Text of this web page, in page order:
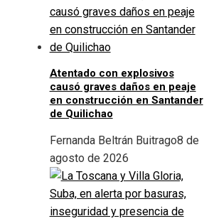
Atentado con explosivos
causó graves daños en peaje
en construcción en Santander
de Quilichao
Fernanda Beltrán Buitrago8 de
agosto de 2026